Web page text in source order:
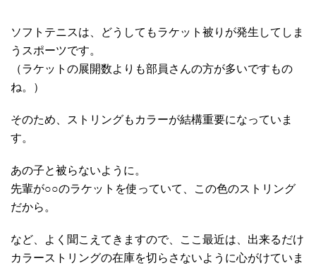
ソフトテニスは、どうしてもラケット被りが発生してしま
うスポーツです。
（ラケットの展開数よりも部員さんの方が多いですもの
ね。）
そのため、ストリングもカラーが結構重要になっていま
す。
あの子と被らないように。
先輩が○○のラケットを使っていて、この色のストリング
だから。
など、よく聞こえてきますので、ここ最近は、出来るだけ
カラーストリングの在庫を切らさないように心がけていま